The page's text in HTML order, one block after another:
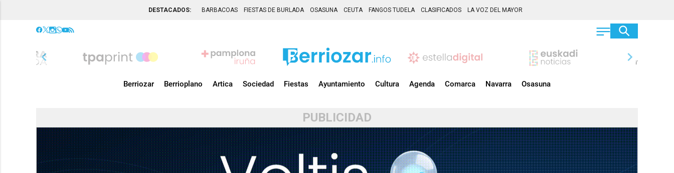
DESTACADOS: BARBACOAS FIESTAS DE BURLADA OSASUNA CEUTA FANGOS TUDELA CLASIFICADOS LA VOZ DEL MAYOR
chevron_left chevron_right
Berriozar Berrioplano Artica Sociedad Fiestas Ayuntamiento Cultura Agenda Comarca Navarra Osasuna
PUBLICIDAD